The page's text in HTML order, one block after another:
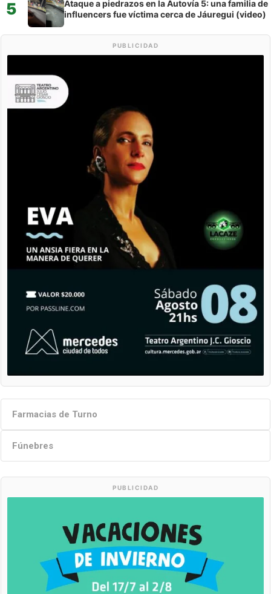
5
Ataque a piedrazos en la Autovía 5: una familia de
influencers fue víctima cerca de Jáuregui (video)
PUBLICIDAD
Farmacias de Turno
Fúnebres
PUBLICIDAD